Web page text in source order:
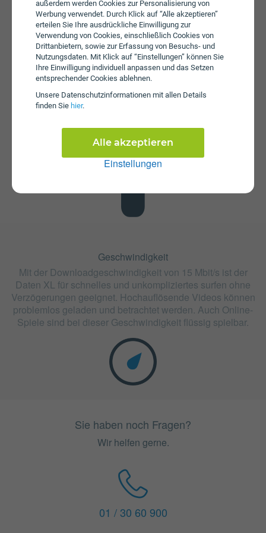
außerdem werden Cookies zur Personalisierung von
Werbung verwendet. Durch Klick auf “Alle akzeptieren”
erteilen Sie Ihre ausdrückliche Einwilligung zur
Verwendung von Cookies, einschließlich Cookies von
Drittanbietern, sowie zur Erfassung von Besuchs- und
Nutzungsdaten. Mit Klick auf “Einstellungen” können Sie
Ihre Einwilligung individuell anpassen und das Setzen
entsprechender Cookies ablehnen.
Unsere Daten­schutz­informationen mit allen Details
finden Sie hier.
Einstellungen
Alle akzeptieren
Datenstick
Im Tarif Daten XL ist kein Datenstick enthalten. Die SIM-
Karte kann in jedem gängigen Datenstick betrieben
werden, um Computer oder Laptop mit dem Internet zu
verbinden. Alternativ kann die SIM-Karte von Lycamobile
Geschwindigkeit
Mit der Downloadgeschwindigkeit von 15 Mbit/s ist der
Daten XL für schnelles und unkompliziertes surfen ohne
Verzögerungen geeignet. Hochauflösende Videos können
problemlos geladen und betrachtet werden. Auch Online-
Spiele sind bei dieser Geschwindigkeit flüssig spielbar.
Sie haben noch Fragen?
Wir helfen gerne.
01 / 30 60 900